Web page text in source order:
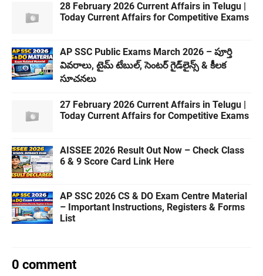
28 February 2026 Current Affairs in Telugu |
Today Current Affairs for Competitive Exams
AP SSC Public Exams March 2026 – పూర్తి
వివరాలు, టైమ్ టేబుల్, సెంటర్ గైడ్‌లైన్స్ & కీలక
సూచనలు
27 February 2026 Current Affairs in Telugu |
Today Current Affairs for Competitive Exams
AISSEE 2026 Result Out Now – Check Class
6 & 9 Score Card Link Here
AP SSC 2026 CS & DO Exam Centre Material
– Important Instructions, Registers & Forms
List
0 comment